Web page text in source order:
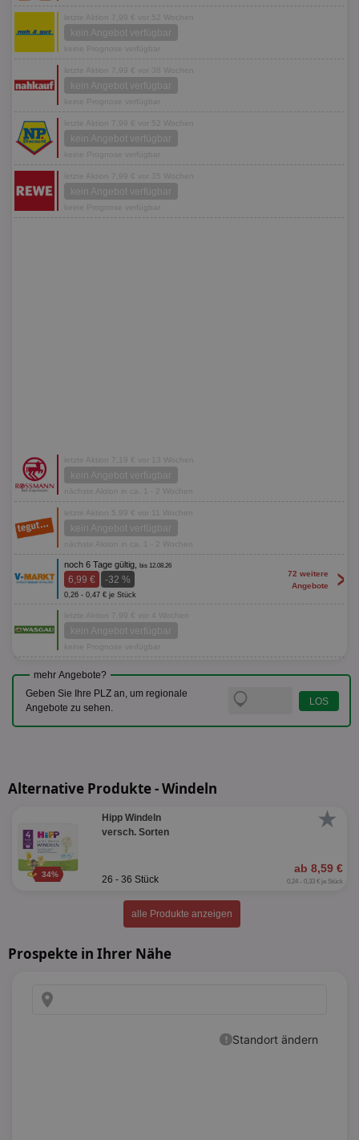
letzte Aktion 7,99 € vor 52 Wochen
kein Angebot verfügbar
keine Prognose verfügbar
letzte Aktion 7,99 € vor 38 Wochen
kein Angebot verfügbar
keine Prognose verfügbar
letzte Aktion 7,99 € vor 52 Wochen
kein Angebot verfügbar
keine Prognose verfügbar
letzte Aktion 7,99 € vor 35 Wochen
kein Angebot verfügbar
keine Prognose verfügbar
letzte Aktion 7,19 € vor 13 Wochen
kein Angebot verfügbar
nächste Aktion in ca. 1 - 2 Wochen
letzte Aktion 5,99 € vor 11 Wochen
kein Angebot verfügbar
nächste Aktion in ca. 1 - 2 Wochen
noch 6 Tage gültig, bis 12.08.26
6,99 € -32 %
0,26 - 0,47 € je Stück
72 weitere
Angebote
>
letzte Aktion 7,99 € vor 4 Wochen
kein Angebot verfügbar
keine Prognose verfügbar
mehr Angebote?
Geben Sie Ihre PLZ an, um regionale
Angebote zu sehen.
Alternative Produkte - Windeln
★
34%
Hipp Windeln
versch. Sorten
ab 8,59 €
26 - 36 Stück 0,24 - 0,33 € je Stück
alle Produkte anzeigen
Prospekte in Ihrer Nähe